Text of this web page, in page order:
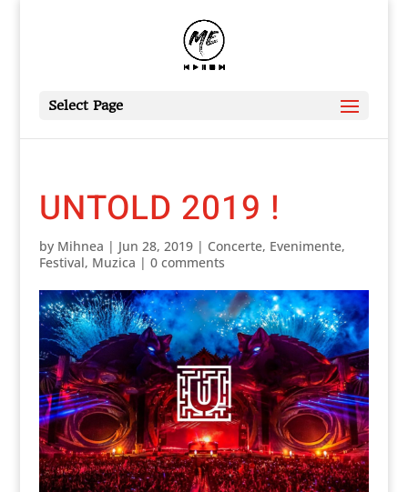
Select Page
UNTOLD 2019 !
by Mihnea | Jun 28, 2019| Concerte, Evenimente,
Festival, Muzica | 0 comments